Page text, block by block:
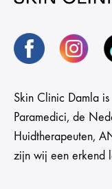
Skin Clinic Damla
Paramedici, de
Huidtherapeuten,
zijn wij een erkend